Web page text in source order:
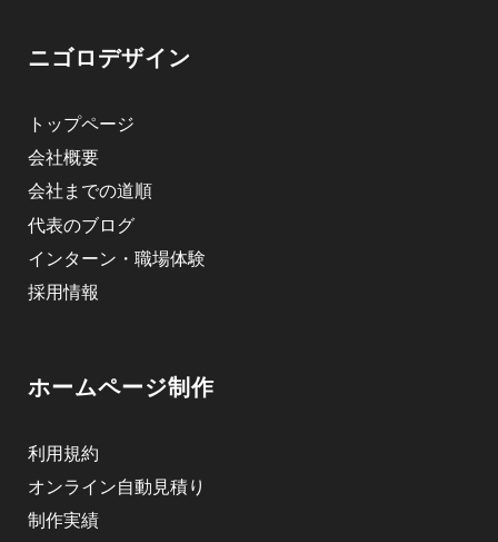
ニゴロデザイン
トップページ
会社概要
会社までの道順
代表のブログ
インターン・職場体験
採用情報
ホームページ制作
利用規約
オンライン自動見積り
制作実績